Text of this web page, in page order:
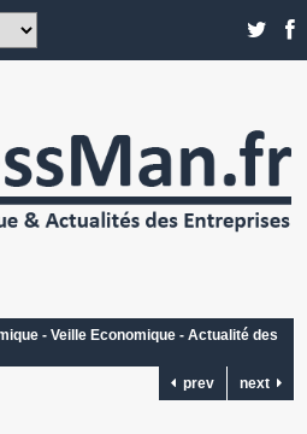
- Veille Economique - Actualité des
prev
next